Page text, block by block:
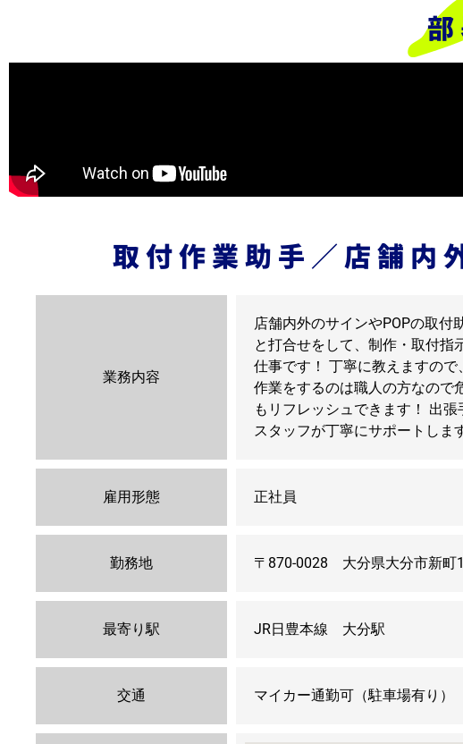
取付作業助手／店舗内
業務内容
店舗内外のサインやPOPの取
と打合せをして、制作・取付指
仕事です！ 丁寧に教えますの
作業をするのは職人の方なので
もリフレッシュできます！ 出
スタッフが丁寧にサポートしま
雇用形態 正社員
勤務地 〒870-0028 大分県大分市新
最寄り駅 JR日豊本線 大分駅
交通 マイカー通勤可（駐車場有り）